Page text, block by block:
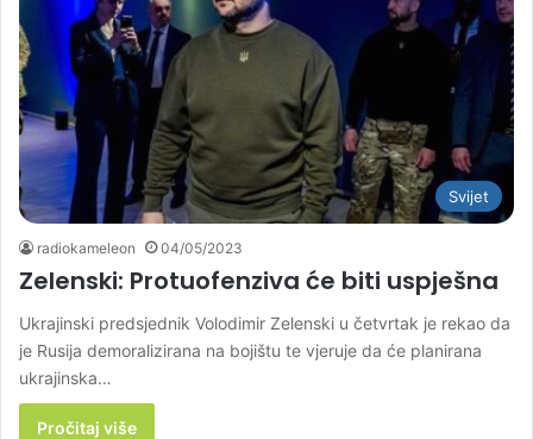
Svijet
radiokameleon 04/05/2023
Zelenski: Protuofenziva će biti uspješna
Ukrajinski predsjednik Volodimir Zelenski u četvrtak je rekao da
je Rusija demoralizirana na bojištu te vjeruje da će planirana
ukrajinska…
Pročitaj više